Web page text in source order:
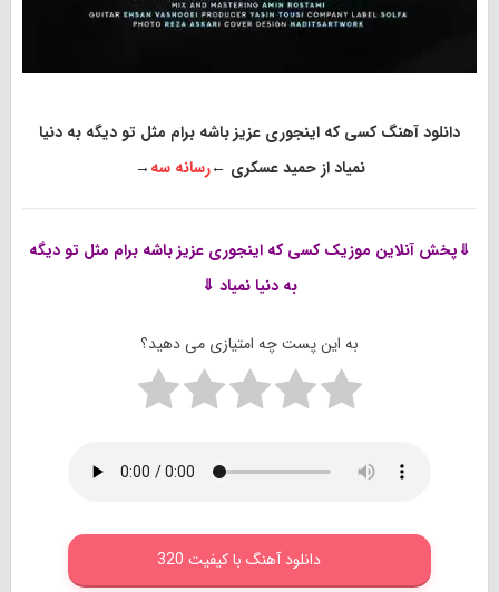
دانلود آهنگ کسی که اینجوری عزیز باشه برام مثل تو دیگه به دنیا
نمیاد از حمید عسکری ←رسانه سه→
⇓پخش آنلاین موزیککسی که اینجوری عزیز باشه برام مثل تو دیگه
به دنیا نمیاد ⇓
به این پست چه امتیازی می دهید؟
دانلود آهنگ با کیفیت 320